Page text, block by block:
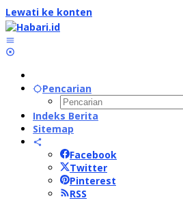
Lewati ke konten
Pencarian
Indeks Berita
Sitemap
Facebook
Twitter
Pinterest
RSS